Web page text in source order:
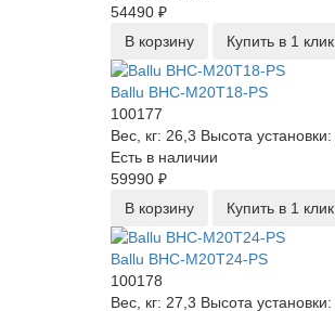
54490 ₽
В корзину
Купить в 1 клик
Ballu BHC-M20T18-PS
100177
Вес, кг: 26,3 Высота установки:
Есть в наличии
59990 ₽
В корзину
Купить в 1 клик
Ballu BHC-M20T24-PS
100178
Вес, кг: 27,3 Высота установки: